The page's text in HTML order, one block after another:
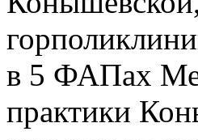
в 5 ФАПах
практики